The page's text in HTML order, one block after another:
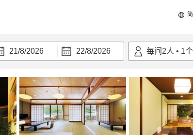
21/8/2026 22/8/2026 每间 2人 • 1